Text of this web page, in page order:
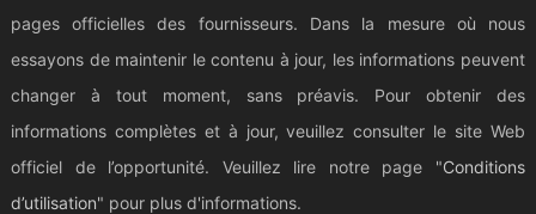
pages officielles des fournisseurs. Dans la mesure où nous
essayons de maintenir le contenu à jour, les informations peuvent
changer à tout moment, sans préavis. Pour obtenir des
informations complètes et à jour, veuillez consulter le site Web
officiel de l’opportunité. Veuillez lire notre page "Conditions
d’utilisation" pour plus d'informations.